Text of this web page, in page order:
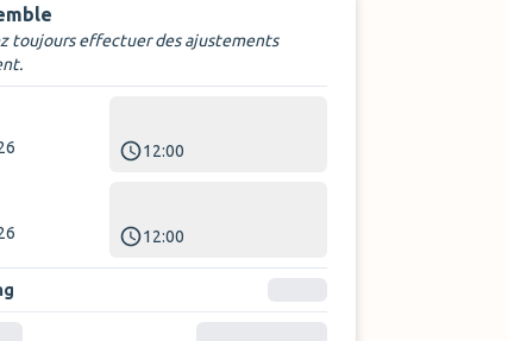
toujours effectuer des ajustements
12:00
12:00